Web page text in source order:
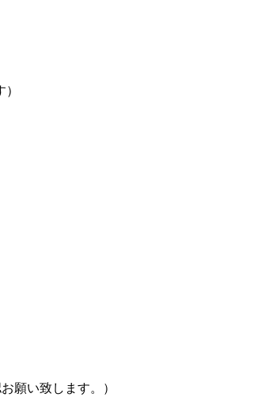
願い致します。）